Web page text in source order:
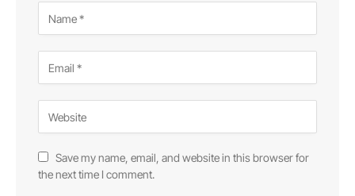
Save my name, email, and website in this browser for
the next time I comment.